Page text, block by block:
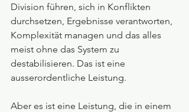
Division führen, sich in Konflikten
durchsetzen, Ergebnisse verantworten,
Komplexität managen und das alles
meist ohne das System zu
destabilisieren. Das ist eine
ausserordentliche Leistung.
Aber es ist eine Leistung, die in einem